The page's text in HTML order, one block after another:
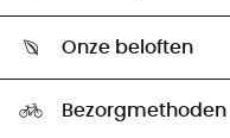
Retourzendingen &
Ambassadeurs
Onze beloften
Bezorgmethoden